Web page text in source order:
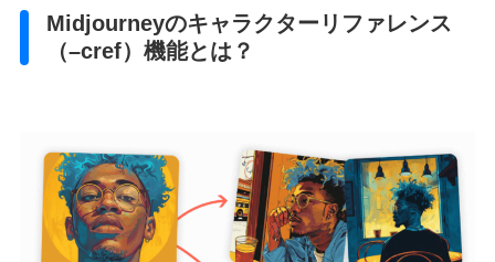
Midjourneyのキャラクターリファレンス
（–cref）機能とは？